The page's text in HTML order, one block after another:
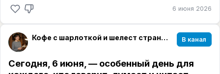
«подвигом».
📖 «Капитанская дочка». Исторический роман
Единственный завершённый роман в прозе,
вышедший из-под пера Пушкина. На фоне
история взросления юного Петра Гринёва и его
6 июня 2026
Кофе с шарлоткой и шелест страниц☕️📖 В канал
Сегодня, 6 июня, — особенный день для